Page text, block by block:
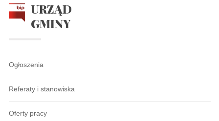
URZĄD
GMINY
Ogłoszenia
Referaty i stanowiska
Oferty pracy